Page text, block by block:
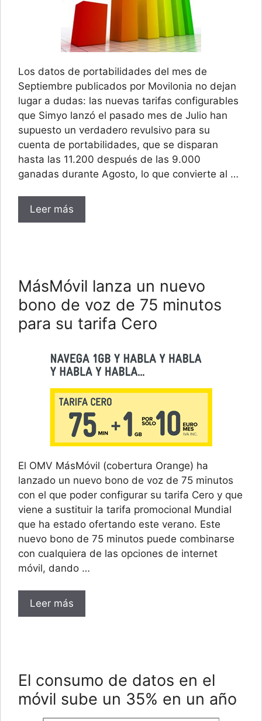
Los datos de portabilidades del mes de
Septiembre publicados por Movilonia no dejan
lugar a dudas: las nuevas tarifas configurables
que Simyo lanzó el pasado mes de Julio han
supuesto un verdadero revulsivo para su
cuenta de portabilidades, que se disparan
hasta las 11.200 después de las 9.000
ganadas durante Agosto, lo que convierte al …
Leer más
MásMóvil lanza un nuevo
bono de voz de 75 minutos
para su tarifa Cero
El OMV MásMóvil (cobertura Orange) ha
lanzado un nuevo bono de voz de 75 minutos
con el que poder configurar su tarifa Cero y que
viene a sustituir la tarifa promocional Mundial
que ha estado ofertando este verano. Este
nuevo bono de 75 minutos puede combinarse
con cualquiera de las opciones de internet
móvil, dando …
Leer más
El consumo de datos en el
móvil sube un 35% en un año